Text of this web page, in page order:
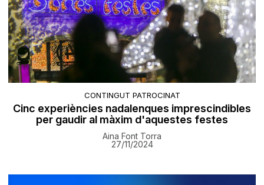
CONTINGUT PATROCINAT
Cinc experiències nadalenques imprescindibles
per gaudir al màxim d'aquestes festes
Aina Font Torra
27/11/2024